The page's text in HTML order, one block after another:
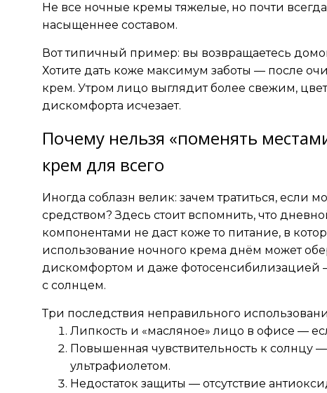
Не все ночные кремы тяжелые, но почти
насыщеннее составом.
Вот типичный пример: вы возвращаетесь
Хотите дать коже максимум заботы — после
крем. Утром лицо выглядит более свежим,
дискомфорта исчезает.
Почему нельзя «поменять
крем для всего
Иногда соблазн велик: зачем тратиться, если
средством? Здесь стоит вспомнить, что
компонентами не даст коже то питание, в
использование ночного крема днём может
дискомфортом и даже фотосенсибилизацией
с солнцем.
Три последствия неправильного
Липкость и «масляное» лицо в офисе —
Повышенная чувствительность к солнцу
ультрафиолетом.
Недостаток защиты — отсутствие